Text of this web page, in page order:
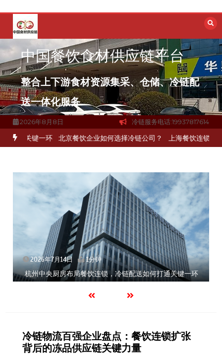
容
中国餐饮食材供应链平台
整合上下游食材资源集采、仓储、冷链配
送一体化服务
2026年8月8日 冷链服务电话:19937817614
键一环 北京餐饮企业如何选择冷链公司？ 上海餐饮连锁加速，冷
2026年7月14日 1分钟
杭州中央厨房布局餐饮连锁，冷链配送如何打通关键一环
冷链物流百强企业盘点：餐饮连锁扩张
背后的冻品供应链关键力量